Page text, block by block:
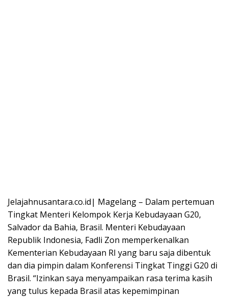
Jelajahnusantara.co.id| Magelang – Dalam pertemuan
Tingkat Menteri Kelompok Kerja Kebudayaan G20,
Salvador da Bahia, Brasil. Menteri Kebudayaan
Republik Indonesia, Fadli Zon memperkenalkan
Kementerian Kebudayaan RI yang baru saja dibentuk
dan dia pimpin dalam Konferensi Tingkat Tinggi G20 di
Brasil. “Izinkan saya menyampaikan rasa terima kasih
yang tulus kepada Brasil atas kepemimpinan